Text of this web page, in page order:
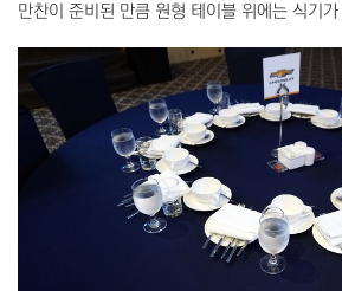
만찬이 준비된 만큼 원형 테이블 위에는 식기